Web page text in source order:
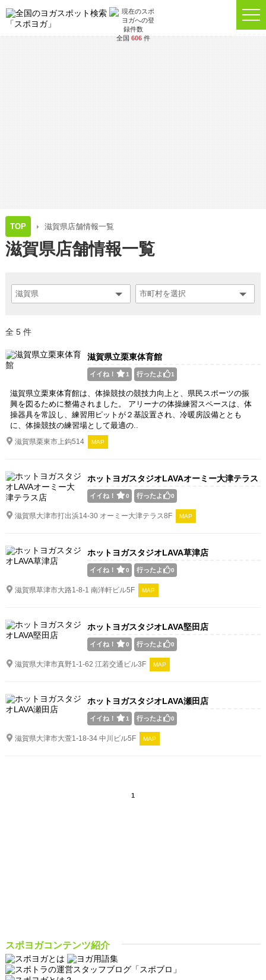
全国606件
TOP 滋賀県店舗情報一覧
滋賀県店舗情報一覧
全 5 件
滋賀県立栗東体育館
イイね！ 1 行ったよ 1
滋賀県立栗東体育館は、体操競技の競技力向上と、県民スポーツの振
興を図るために整備されました。 アリーナの体操練習スペースは、体
操器具を常設し、練習用ピットが２基設置され、冷暖房設備ととも
に、体操競技の練習場として最適の..
滋賀県栗東市上鈎514 MAP
ホットヨガスタジオLAVAオーミー大津テラス
店イイね！ 0 行ったよ 0
滋賀県大津市打出浜14-30 オーミー大津テラス8F MAP
ホットヨガスタジオLAVA草津店
イイね！ 0 行ったよ 0
滋賀県草津市大路1-8-1 南洋軒ビル5F MAP
ホットヨガスタジオLAVA堅田店
イイね！ 0 行ったよ 0
滋賀県大津市真野1-1-62 江若交通ビル3F MAP
ホットヨガスタジオLAVA瀬田店
イイね！ 1 行ったよ 0
滋賀県大津市大萱1-18-34 中川ビル5F MAP
1
スポヨガコンテンツ紹介